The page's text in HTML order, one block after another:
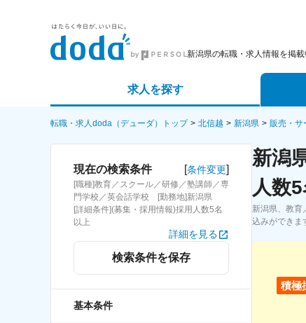
新潟県の転職・求人情報を掲載
求人を探す
詳細条件から探す
求人特集から探す
エージ
スカ
パー
転職・求人doda（デューダ）トップ 北信越 新潟県 販売・サ
現在の検索条件 [条件変更]
[職種]教育／スクール／研修／塾講師／専
門学校／英会話学校 [勤務地]新潟県
[詳細条件](募集・採用情報)採用人数5名
以上
詳細を見る
検索条件を保存
基本条件
新潟
人数
新潟県、教育
込みができま
積極